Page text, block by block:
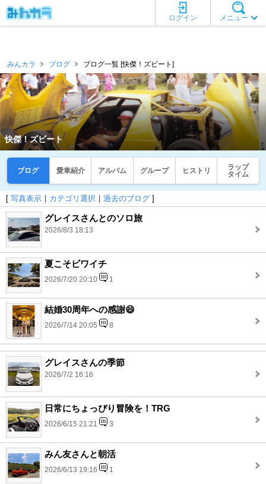
メニュー
ログイン
みんカラ ブログ ブログ一覧 [快傑！ズビート]
快傑！ズビート
ブログ 愛車紹介 アルバム グループ ヒストリ
ラップ
タイム
[ 写真表示 ｜ カテゴリ選択 ｜ 過去のブログ ]
グレイスさんとのソロ旅
2026/8/3 18:13
夏こそビワイチ
2026/7/20 20:10 1
結婚30周年への感謝😄
2026/7/14 20:05 8
グレイスさんの季節
2026/7/2 16:16
日常にちょっぴり冒険を！TRG
2026/6/15 21:21 3
みん友さんと朝活
2026/6/13 19:16 1